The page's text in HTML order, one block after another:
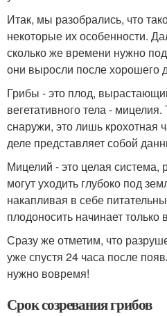
Итак, мы разобрались, что
некоторые их особенности.
сколько же времени нужно
они выросли после хорошего
Грибы - это плод,
вегетативного тела -
снаружи, это лишь крохотная
деле представляет собой
Мицелий - это целая система,
могут уходить глубоко под
накапливая в себе
плодоносить начинает только
Сразу же отметим, что
уже спустя 24 часа после
нужно вовремя!
Срок созревания грибов